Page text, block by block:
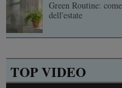
Green Routine:
dell'estate
TOP VIDEO